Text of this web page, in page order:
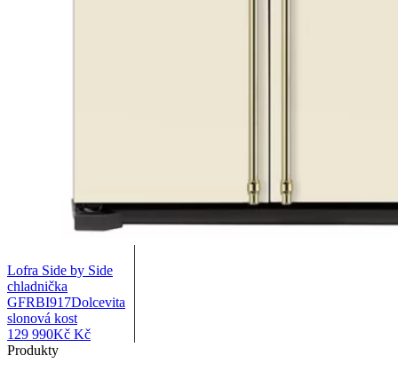
Lofra Side by Side
chladnička
GFRBI917Dolcevita
slonová kost
129 990Kč Kč
Produkty